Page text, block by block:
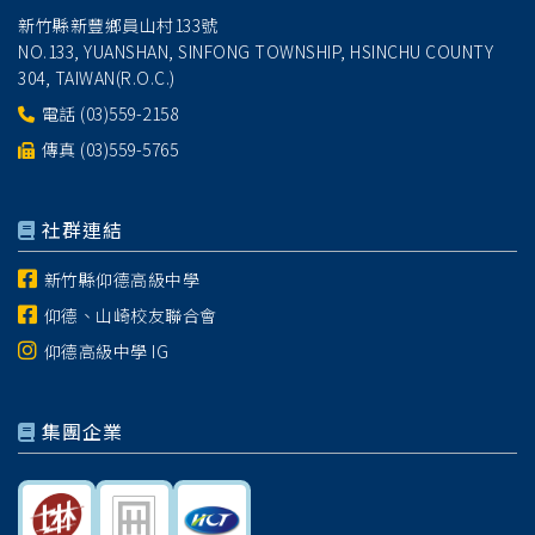
新竹縣新豐鄉員山村133號
NO.133, YUANSHAN, SINFONG TOWNSHIP, HSINCHU COUNTY
304, TAIWAN(R.O.C.)
電話 (03)559-2158
傳真 (03)559-5765
社群連結
新竹縣仰德高級中學
仰德、山崎校友聯合會
仰德高級中學 IG
集團企業